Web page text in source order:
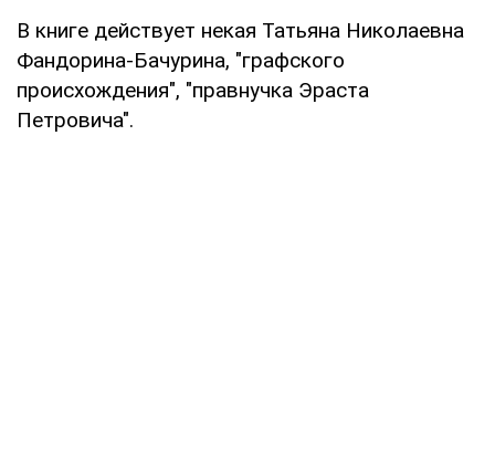
В книге действует некая Татьяна Николаевна
Фандорина-Бачурина, "графского
происхождения", "правнучка Эраста
Петровича".